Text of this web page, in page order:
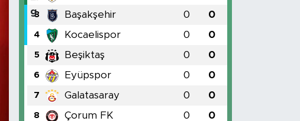
3 Başakşehir 0 0
4 Kocaelispor 0 0
5 Beşiktaş 0 0
6 Eyüpspor 0 0
7 Galatasaray 0 0
8 Çorum FK 0 0